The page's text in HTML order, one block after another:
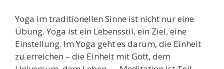
Yoga im traditionellen Sinne ist nicht nur eine
Übung. Yoga ist ein Lebensstil, ein Ziel, eine
Einstellung. Im Yoga geht es darum, die Einheit
zu erreichen – die Einheit mit Gott, dem